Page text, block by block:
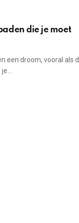
die je moet
een droom, vooral als